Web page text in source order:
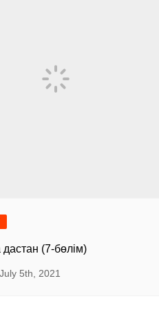
(7-бөлім)
5th, 2021